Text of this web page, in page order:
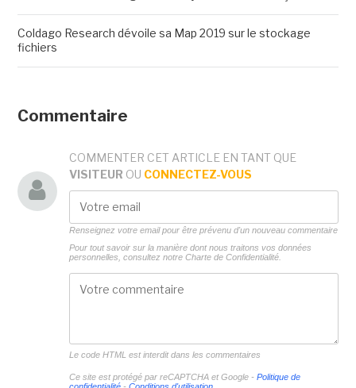
Coldago Research dévoile sa Map 2019 sur le stockage
fichiers
Commentaire
COMMENTER CET ARTICLE EN TANT QUE
VISITEUR OU CONNECTEZ-VOUS
Renseignez votre email pour être prévenu d'un nouveau commentaire
Pour tout savoir sur la manière dont nous traitons vos données
personnelles, consultez notre Charte de Confidentialité.
Le code HTML est interdit dans les commentaires
Ce site est protégé par reCAPTCHA et Google - Politique de